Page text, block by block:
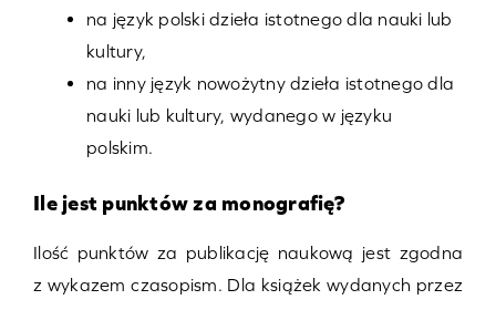
na język polski dzieła istotnego dla nauki lub
kultury,
na inny język nowożytny dzieła istotnego dla
nauki lub kultury, wydanego w języku
polskim.
Ile jest punktów za monografię?
Ilość punktów za publikację naukową jest zgodna
z wykazem czasopism. Dla książek wydanych przez